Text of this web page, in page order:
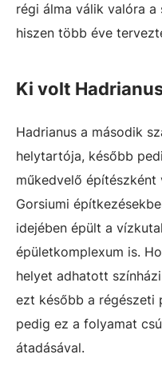
régi álma válik valóra a
hiszen több éve
Ki volt
Hadrianus a második
helytartója, később
műkedvelő
Gorsiumi
idejében épült a
épületkomplexum is.
helyet adhatott
ezt később a régészeti
pedig ez a folyamat
átadásával.